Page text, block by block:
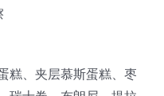
糕、夹层慕斯蛋糕、枣